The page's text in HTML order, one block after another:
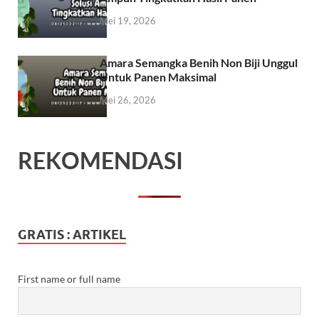
Mei 19, 2026
Amara Semangka Benih Non Biji Unggul
Untuk Panen Maksimal
Mei 26, 2026
REKOMENDASI
GRATIS : ARTIKEL
First name or full name